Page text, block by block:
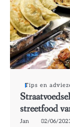
Tips en
streetfood
Jan 02/06/